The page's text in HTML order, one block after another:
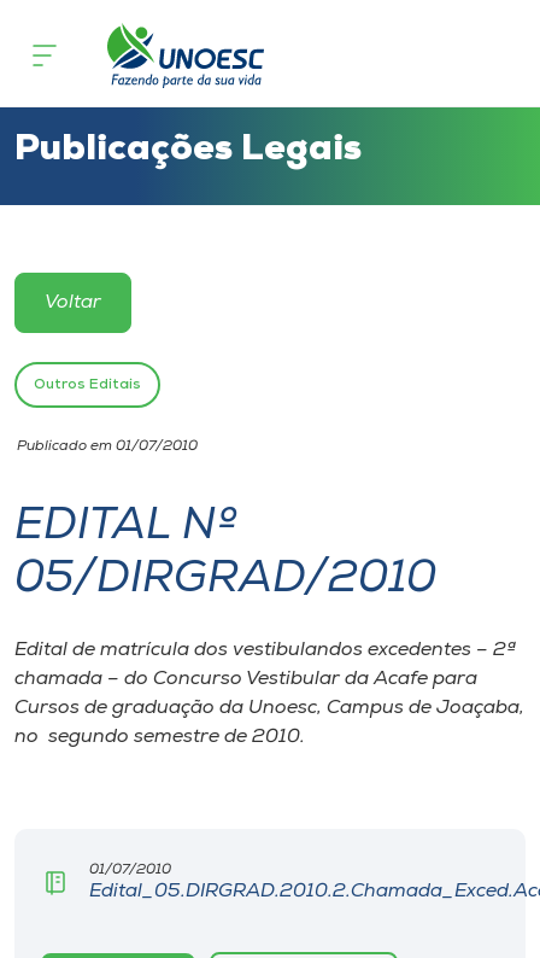
Cursos
Atendimento ao Estudante
Portal de Ensino
Unoesc
Internacionalização
I.nova
Diplomados
Cultura
Biblioteca
Editora
Publicações Legais
Voltar
Outros Editais
Publicado em 01/07/2010
EDITAL Nº
05/DIRGRAD/2010
Edital de matrícula dos vestibulandos excedentes – 2ª
chamada – do Concurso Vestibular da Acafe para
Cursos de graduação da Unoesc, Campus de Joaçaba,
no segundo semestre de 2010.
01/07/2010